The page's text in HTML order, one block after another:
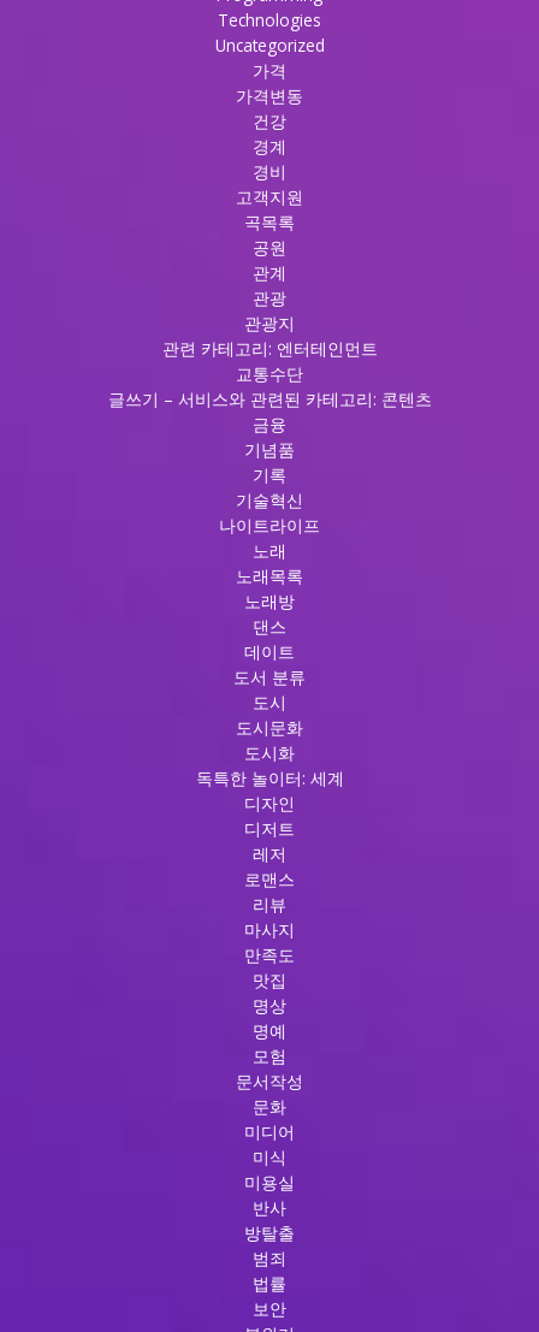
Technologies
Uncategorized
가격
가격변동
건강
경계
경비
고객지원
곡목록
공원
관계
관광
관광지
관련 카테고리: 엔터테인먼트
교통수단
글쓰기 – 서비스와 관련된 카테고리: 콘텐츠
금융
기념품
기록
기술혁신
나이트라이프
노래
노래목록
노래방
댄스
데이트
도서 분류
도시
도시문화
도시화
독특한 놀이터: 세계
디자인
디저트
레저
로맨스
리뷰
마사지
만족도
맛집
명상
명예
모험
문서작성
문화
미디어
미식
미용실
반사
방탈출
범죄
법률
보안